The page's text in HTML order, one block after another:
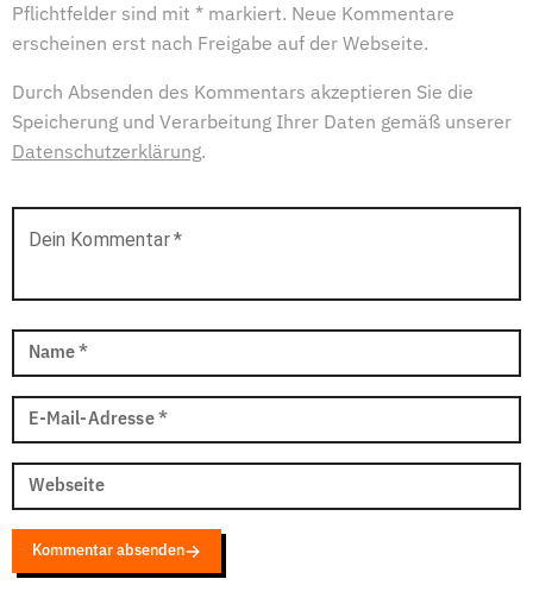
Pflichtfelder sind mit * markiert. Neue Kommentare
erscheinen erst nach Freigabe auf der Webseite.
Durch Absenden des Kommentars akzeptieren Sie die
Speicherung und Verarbeitung Ihrer Daten gemäß unserer
Datenschutzerklärung.
Dein Kommentar*
Name *
E-Mail-Adresse *
Webseite
Kommentar absenden